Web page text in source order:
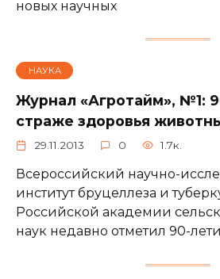
новых научных
НАУКА
Журнал «Агротайм», №1:
страже здоровья
29.11.2013 0 1.7к.
Всероссийский научно-
институт бруцеллеза и
Российской академии
наук недавно отметил 90-